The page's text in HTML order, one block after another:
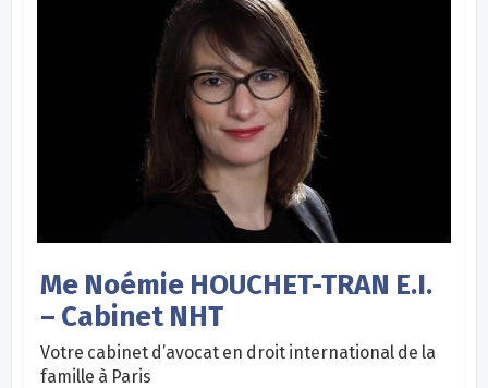
Me Noémie HOUCHET-TRAN E.I.
– Cabinet NHT
Votre cabinet d’avocat en droit international de la
famille à Paris